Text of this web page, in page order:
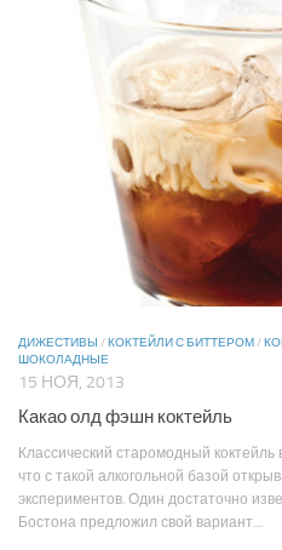
ДИЖЕСТИВЫ / КОКТЕЙЛИ С БИТТЕРОМ /
ШОКОЛАДНЫЕ
15 НОЯ, 2013
Какао олд фэшн коктейль
Классический старомодный
что с такой алкогольной базой
экспериментов. Один достаточно
Бостона предложил свой вариант....